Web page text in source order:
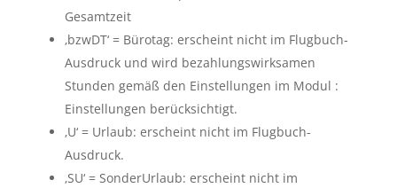
Gesamtzeit
‚bzwDT‘ = Bürotag: erscheint nicht im Flugbuch-
Ausdruck und wird bezahlungswirksamen
Stunden gemäß den Einstellungen im Modul :
Einstellungen berücksichtigt.
‚U‘ = Urlaub: erscheint nicht im Flugbuch-
Ausdruck.
‚SU‘ = SonderUrlaub: erscheint nicht im